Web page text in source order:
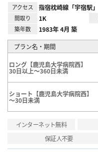
アクセス 指宿枕崎線「宇宿駅」
間取り 1K
築年数 1983年 4月 築
プラン名・期間
ロング【鹿児島大学病院西】
30日以上～360日未満
ショート【鹿児島大学病院西】
～30日未満
インターネット無料
保証人不要